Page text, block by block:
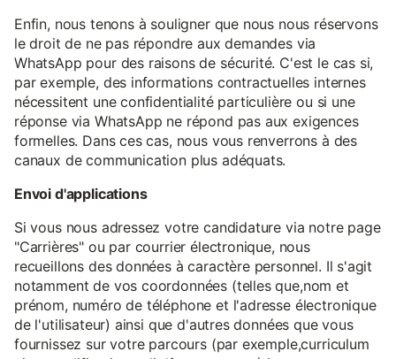
Enfin, nous tenons à souligner que nous nous réservons
le droit de ne pas répondre aux demandes via
WhatsApp pour des raisons de sécurité. C'est le cas si,
par exemple, des informations contractuelles internes
nécessitent une confidentialité particulière ou si une
réponse via WhatsApp ne répond pas aux exigences
formelles. Dans ces cas, nous vous renverrons à des
canaux de communication plus adéquats.
Envoi d'applications
Si vous nous adressez votre candidature via notre page
"Carrières" ou par courrier électronique, nous
recueillons des données à caractère personnel. Il s'agit
notamment de vos coordonnées (telles que,nom et
prénom, numéro de téléphone et l'adresse électronique
de l'utilisateur) ainsi que d'autres données que vous
fournissez sur votre parcours (par exemple,curriculum